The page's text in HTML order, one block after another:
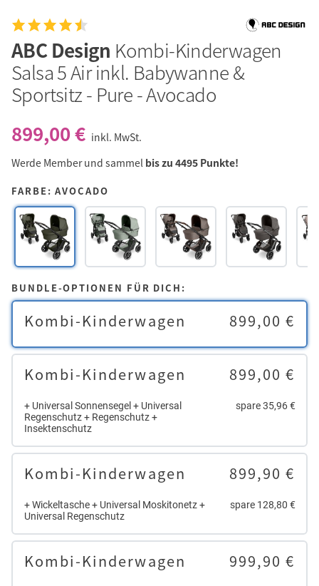
ABC Design Kombi-Kinderwagen
Salsa 5 Air inkl. Babywanne &
Sportsitz - Pure - Avocado
899,00 € inkl. MwSt.
Werde Member und sammel bis zu 4495 Punkte!
FARBE: AVOCADO
BUNDLE-OPTIONEN FÜR DICH:
Kombi-Kinderwagen 899,00 €
Kombi-Kinderwagen
+ Universal Sonnensegel + Universal
Regenschutz + Regenschutz +
Insektenschutz
899,00 €
spare 35,96 €
Kombi-Kinderwagen
+ Wickeltasche + Universal Moskitonetz +
Universal Regenschutz
899,90 €
spare 128,80 €
Kombi-Kinderwagen 999,90 €